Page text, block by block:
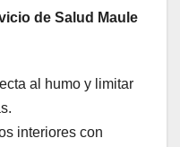
de Salud Maule
al humo y limitar
interiores con